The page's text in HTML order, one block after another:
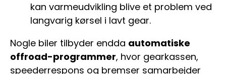
kan varmeudvikling blive et problem ved
langvarig kørsel i lavt gear.
Nogle biler tilbyder endda automatiske
offroad-programmer, hvor gearkassen,
speederrespons og bremser samarbejder